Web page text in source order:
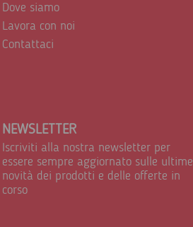
Dove siamo
Lavora con noi
Contattaci
NEWSLETTER
Iscriviti alla nostra newsletter per
essere sempre aggiornato sulle ultime
novità dei prodotti e delle offerte in
corso